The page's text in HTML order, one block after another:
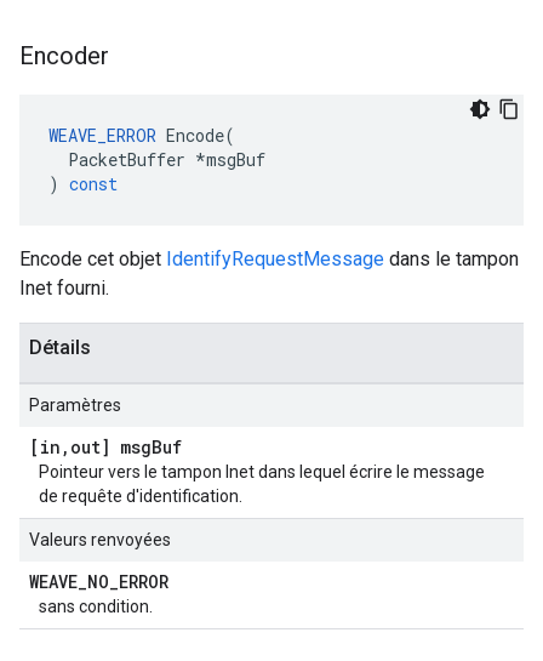
Encoder
WEAVE_ERROR Encode(
PacketBuffer *msgBuf
) const
Encode cet objet IdentifyRequestMessage dans le tampon
Inet fourni.
Détails
Paramètres
[in , out] msgBuf
Pointeur vers le tampon Inet dans lequel écrire le message
de requête d'identification.
Valeurs renvoyées
WEAVE_NO_ERROR
sans condition.